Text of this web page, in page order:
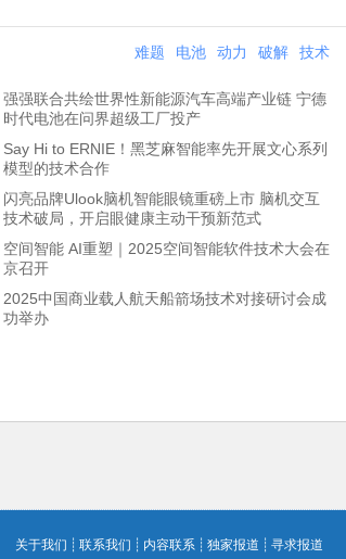
难题 电池 动力 破解 技术
强强联合共绘世界性新能源汽车高端产业链 宁德
时代电池在问界超级工厂投产
Say Hi to ERNIE！黑芝麻智能率先开展文心系列
模型的技术合作
闪亮品牌Ulook脑机智能眼镜重磅上市 脑机交互
技术破局，开启眼健康主动干预新范式
空间智能 AI重塑｜2025空间智能软件技术大会在
京召开
2025中国商业载人航天船箭场技术对接研讨会成
功举办
关于我们 ┊ 联系我们 ┊ 内容联系 ┊ 独家报道 ┊ 寻求报道